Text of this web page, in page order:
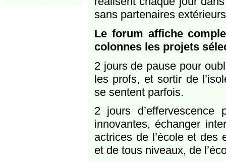
sans partenaires
Le forum affiche
colonnes les projets
2 jours de pause pour
les profs, et sortir de
se sentent parfois.
2 jours d’effervescence
innovantes, échanger
actrices de l’école et des
et de tous niveaux, de